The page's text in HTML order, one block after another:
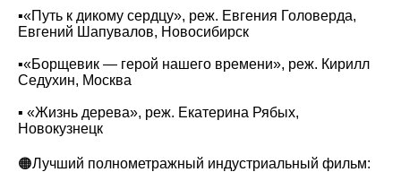
▪️«Путь к дикому сердцу‎»‌‎, реж. Евгения Головерда,
Евгений Шапувалов, Новосибирск
▪️«‎Борщевик — герой нашего времени», реж. Кирилл
Седухин, Москва
▪️ ‎«‎Жизнь дерева», реж. Екатерина Рябых,
Новокузнецк‎
🟠Лучший полнометражный индустриальный фильм: